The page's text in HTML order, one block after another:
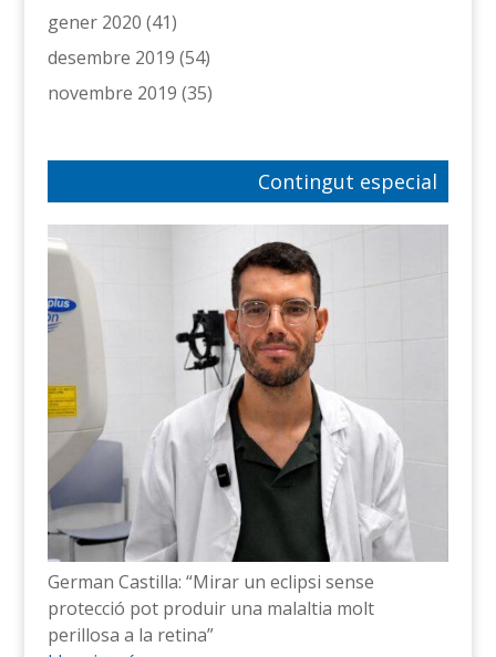
gener 2020 (41)
desembre 2019 (54)
novembre 2019 (35)
Contingut especial
German Castilla: “Mirar un eclipsi sense
protecció pot produir una malaltia molt
perillosa a la retina”